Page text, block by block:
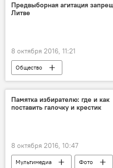
Предвыборная агитация
Литве
8 октября 2016, 11:21
Общество
Выборы в Сейм: осень — перемен
Памятка избирателю: где и как
поставить галочку и крестик
8 октября 2016, 10:47
Мультимедиа Фото